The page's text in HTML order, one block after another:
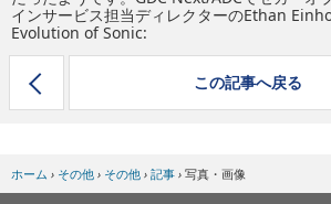
インサービス担当ディレクターのEthan
Evolution of Sonic:
この記事へ戻る
ホーム › その他 › その他 › 記事 › 写真・画像